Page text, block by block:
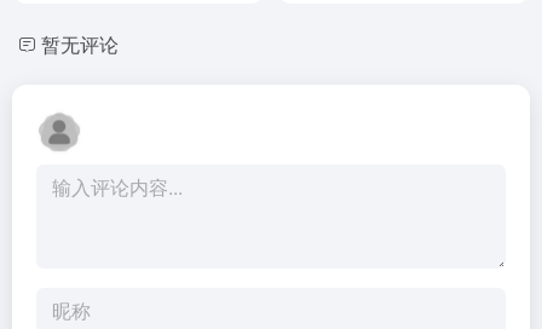
暂无评论